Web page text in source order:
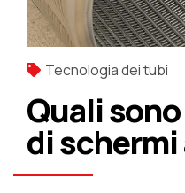
Tecnologia dei tubi
Quali
di schermi